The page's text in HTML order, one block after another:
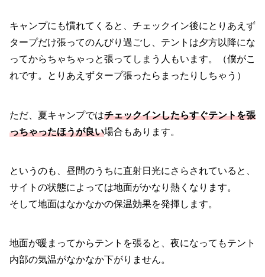
キャンプにも慣れてくると、チェックイン後にとりあえず
タープだけ張ってのんびり過ごし、テントは夕方以降にな
ってからちゃちゃっと張ってしまう人もいます。（僕がこ
れです。とりあえずタープ張ったらまったりしちゃう）
ただ、夏キャンプではチェックインしたらすぐテントを張
っちゃったほうが良い場合もあります。
というのも、昼間のうちに直射日光にさらされていると、
サイトの状態によっては地面がかなり熱くなります。
そして地面はなかなかの保温効果を発揮します。
地面が暖まってからテントを張ると、夜になってもテント
内部の気温がなかなか下がりません。